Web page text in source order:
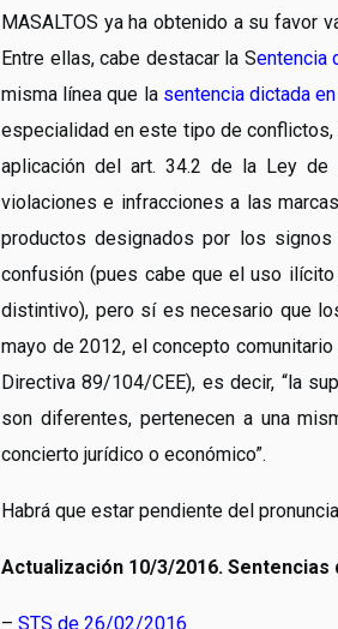
MASALTOS ya ha obtenido a su favor
Entre ellas, cabe destacar la Sentencia
misma línea que la sentencia dictada
especialidad en este tipo de conflictos,
aplicación del art. 34.2 de la Ley de
violaciones e infracciones a las
productos designados por los
confusión (pues cabe que el uso
distintivo), pero sí es necesario que
mayo de 2012, el concepto
Directiva 89/104/CEE), es decir, “la
son diferentes, pertenecen a una
concierto jurídico o económico”.
Habrá que estar pendiente del
Actualización 10/3/2016. Sentencias
– STS de 26/02/2016